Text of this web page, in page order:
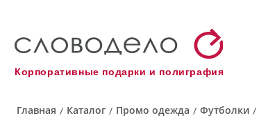
Корпоративные подарки и полиграфия
Главная / Каталог / Промо одежда / Футболки /